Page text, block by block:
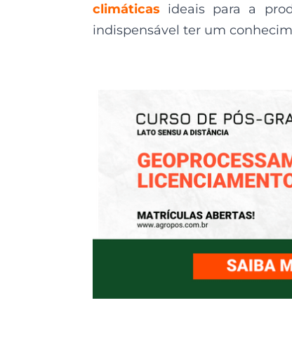
climáticas ideais para a
indispensável ter um